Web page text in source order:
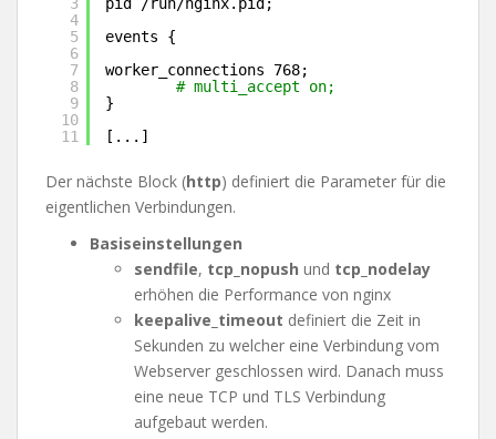
4
5
6
7
8
9
10
11
events {
worker_connections 768;
# multi_accept on;
}
[...]
Der nächste Block (http) definiert die Parameter für die
eigentlichen Verbindungen.
Basiseinstellungen
sendfile, tcp_nopush und tcp_nodelay
erhöhen die Performance von nginx
keepalive_timeout definiert die Zeit in
Sekunden zu welcher eine Verbindung vom
Webserver geschlossen wird. Danach muss
eine neue TCP und TLS Verbindung
aufgebaut werden.